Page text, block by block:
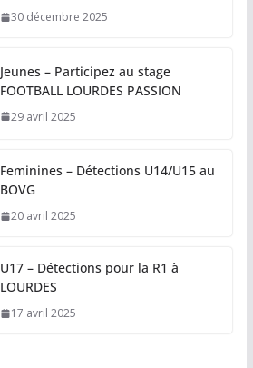
30 décembre 2025
Jeunes – Participez au stage
FOOTBALL LOURDES PASSION
29 avril 2025
Feminines – Détections U14/U15 au
BOVG
20 avril 2025
U17 – Détections pour la R1 à
LOURDES
17 avril 2025